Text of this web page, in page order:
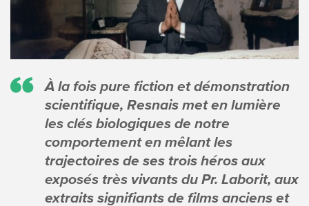
À la fois pure fiction et démonstration
scientifique, Resnais met en lumière
les clés biologiques de notre
comportement en mêlant les
trajectoires de ses trois héros aux
exposés très vivants du Pr. Laborit, aux
extraits signifiants de films anciens et